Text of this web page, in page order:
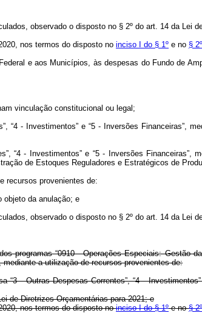
observado o disposto no § 2º do art. 14 da Lei
nos termos do disposto no inciso I do § 1º e no §
e aos Municípios, às despesas do Fundo de
vinculação constitucional ou legal;
“4 - Investimentos” e “5 - Inversões Financeiras”,
“4 - Investimentos” e “5 - Inversões
de Estoques Reguladores e Estratégicos de
recursos provenientes de:
objeto da anulação; e
observado o disposto no § 2º do art. 14 da Lei
programas “0910 - Operações Especiais: Gestão
a utilização de recursos provenientes de:
“3 - Outras Despesas Correntes”, “4 -
de Diretrizes Orçamentárias para 2021; e
nos termos do disposto noinciso I do § 1ºe no§